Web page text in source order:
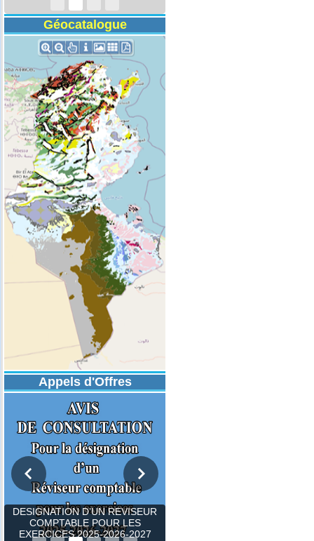
Géocatalogue
Appels d'Offres
DESIGNATION D’UN REVISEUR
COMPTABLE POUR LES
EXERCICES 2025-2026-2027